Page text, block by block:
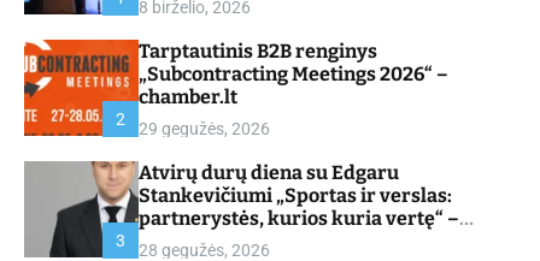
8 birželio, 2026
2
Tarptautinis B2B renginys
„Subcontracting Meetings 2026“ –
chamber.lt
29 gegužės, 2026
3
Atvirų durų diena su Edgaru
Stankevičiumi „Sportas ir verslas:
partnerystės, kurios kuria vertę“ –
chamber.lt
28 gegužės, 2026